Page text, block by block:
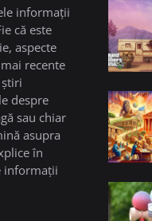
informații
că este
aspecte
recente
despre
sau chiar
asupra
în
informații